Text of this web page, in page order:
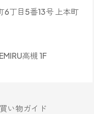
6丁目5番13号 上本町
高槻 1F
い物ガイド